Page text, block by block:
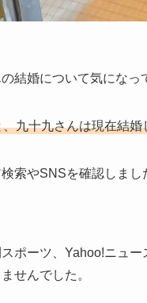
結婚について気になっ
九十九さんは現在結婚
索やSNSを確認しまし
ポーツ、Yahoo!ニュ
せんでした。